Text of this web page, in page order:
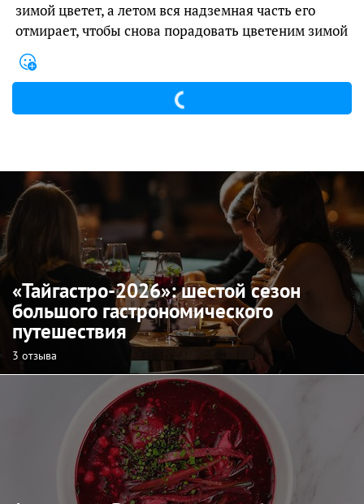
зимой цветет, а летом вся надземная часть его
отмирает, чтобы снова порадовать цветеним зимой
«Тайгастро-2026»: шестой сезон
большого гастрономического
путешествия
3 отзыва